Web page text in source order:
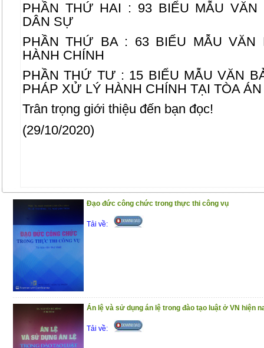
PHẦN THỨ HAI : 93 BIỂU MẪU VĂN
DÂN SỰ
PHẦN THỨ BA : 63 BIỂU MẪU VĂN
HÀNH CHÍNH
PHẦN THỨ TƯ : 15 BIỂU MẪU VĂN
PHÁP XỬ LÝ HÀNH CHÍNH TẠI TÒA
Trân trọng giới thiệu đến bạn đọc!
(29/10/2020)
Đạo đức công chức trong thực thi công vụ
Tải về:
Án lệ và sử dụng án lệ trong đào tạo luật ở VN hiện
Tải về: